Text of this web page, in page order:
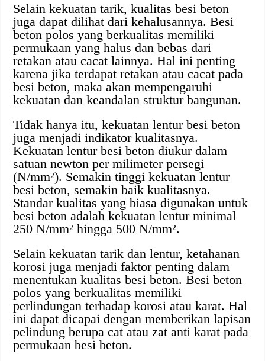
Selain kekuatan tarik, kualitas besi beton
juga dapat dilihat dari kehalusannya. Besi
beton polos yang berkualitas memiliki
permukaan yang halus dan bebas dari
retakan atau cacat lainnya. Hal ini penting
karena jika terdapat retakan atau cacat pada
besi beton, maka akan mempengaruhi
kekuatan dan keandalan struktur bangunan.
Tidak hanya itu, kekuatan lentur besi beton
juga menjadi indikator kualitasnya.
Kekuatan lentur besi beton diukur dalam
satuan newton per milimeter persegi
(N/mm²). Semakin tinggi kekuatan lentur
besi beton, semakin baik kualitasnya.
Standar kualitas yang biasa digunakan untuk
besi beton adalah kekuatan lentur minimal
250 N/mm² hingga 500 N/mm².
Selain kekuatan tarik dan lentur, ketahanan
korosi juga menjadi faktor penting dalam
menentukan kualitas besi beton. Besi beton
polos yang berkualitas memiliki
perlindungan terhadap korosi atau karat. Hal
ini dapat dicapai dengan memberikan lapisan
pelindung berupa cat atau zat anti karat pada
permukaan besi beton.